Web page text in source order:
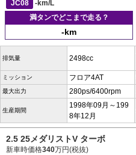
JC08
-km/L
満タンでどこまで走る？
-km
排気量 2498cc
ミッション フロア4AT
最大出力 280ps/6400rpm
生産期間
1998年09月～199
8年12月
2.5 25メダリストV ターボ
新車時価格340万円(税抜)